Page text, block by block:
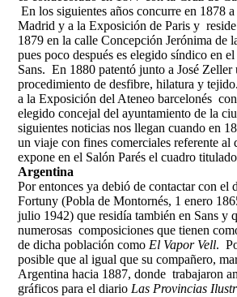
En los siguientes años concurre en 1878
Madrid y a la Exposición de Paris y
1879 en la calle Concepción Jerónima de
pues poco después es elegido síndico en
Sans. En 1880 patentó junto a José Zeller
procedimiento de desfibre, hilatura y
a la Exposición del Ateneo barcelonés
elegido concejal del ayuntamiento de la
siguientes noticias nos llegan cuando en
un viaje con fines comerciales referente al
expone en el Salón Parés el cuadro titulado
Argentina
Por entonces ya debió de contactar con el
Fortuny (Pobla de Montornés, 1 enero
julio 1942) que residía también en Sans y
numerosas composiciones que tienen
de dicha población como El Vapor Vell.
posible que al igual que su compañero,
Argentina hacia 1887, donde trabajaron
gráficos para el diario Las Provincias